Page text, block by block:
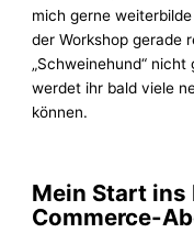
mich gerne
der Workshop gerade
„Schweinehund“
werdet ihr bald viele
können.
Mein Start ins
Commerce-